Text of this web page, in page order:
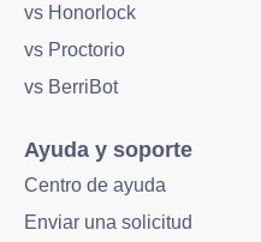
vs Honorlock
vs Proctorio
vs BerriBot
Ayuda y soporte
Centro de ayuda
Enviar una solicitud